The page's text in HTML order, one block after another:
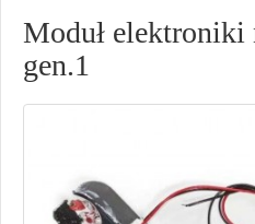
Moduł elektroniki
gen.1